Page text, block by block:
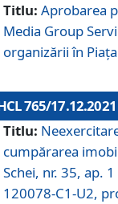
Titlu: Aprobarea
Media Group
organizării în
765/17.12.2021
Titlu:
cumpărarea
Schei, nr. 35, ap.
120078-C1-U2,